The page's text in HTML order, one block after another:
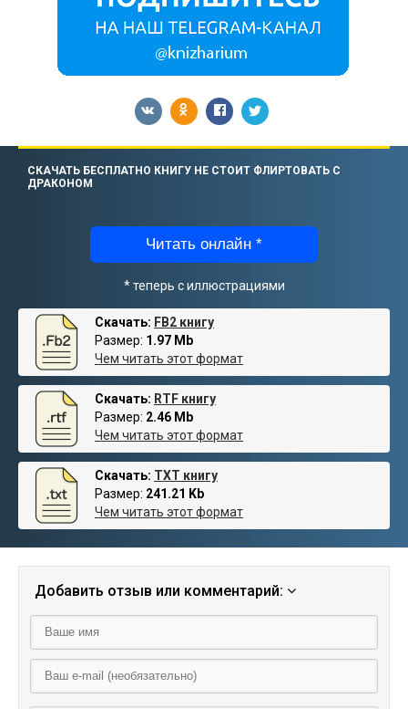
СКАЧАТЬ БЕСПЛАТНО КНИГУ НЕ СТОИТ ФЛИРТОВАТЬ С
ДРАКОНОМ
Читать онлайн *
* теперь с иллюстрациями
Скачать: FB2 книгу
Размер: 1.97 Mb
Чем читать этот формат
Скачать: RTF книгу
Размер: 2.46 Mb
Чем читать этот формат
Скачать: TXT книгу
Размер: 241.21 Kb
Чем читать этот формат
Добавить отзыв или комментарий: